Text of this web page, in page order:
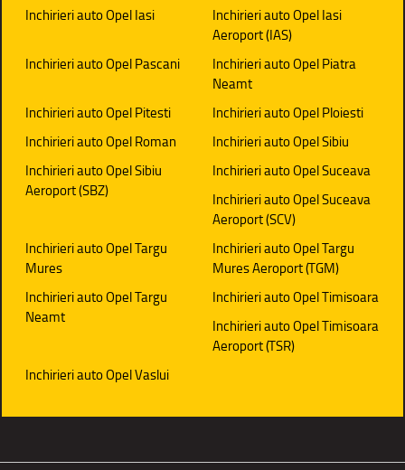
Inchirieri auto Opel Iasi
Inchirieri auto Opel Iasi
Aeroport (IAS)
Inchirieri auto Opel Pascani
Inchirieri auto Opel Piatra
Neamt
Inchirieri auto Opel Pitesti
Inchirieri auto Opel Ploiesti
Inchirieri auto Opel Roman
Inchirieri auto Opel Sibiu
Inchirieri auto Opel Sibiu
Aeroport (SBZ)
Inchirieri auto Opel Suceava
Inchirieri auto Opel Suceava
Aeroport (SCV)
Inchirieri auto Opel Targu
Mures
Inchirieri auto Opel Targu
Mures Aeroport (TGM)
Inchirieri auto Opel Targu
Neamt
Inchirieri auto Opel Timisoara
Inchirieri auto Opel Timisoara
Aeroport (TSR)
Inchirieri auto Opel Vaslui